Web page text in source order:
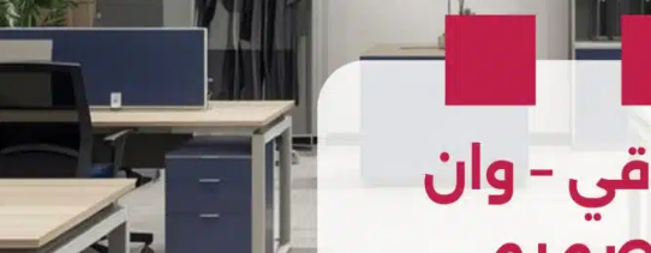
تاتش
المكتبي